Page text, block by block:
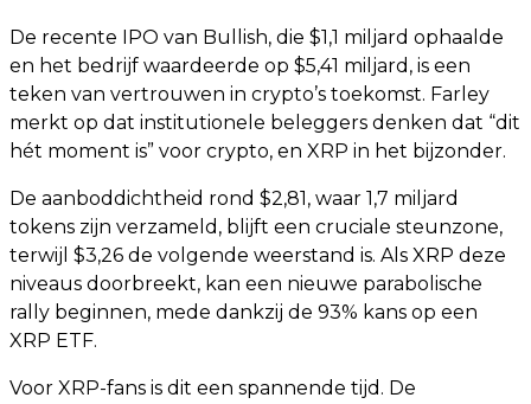
De recente IPO van Bullish, die $1,1 miljard ophaalde
en het bedrijf waardeerde op $5,41 miljard, is een
teken van vertrouwen in crypto’s toekomst. Farley
merkt op dat institutionele beleggers denken dat “dit
hét moment is” voor crypto, en XRP in het bijzonder.
De aanboddichtheid rond $2,81, waar 1,7 miljard
tokens zijn verzameld, blijft een cruciale steunzone,
terwijl $3,26 de volgende weerstand is. Als XRP deze
niveaus doorbreekt, kan een nieuwe parabolische
rally beginnen, mede dankzij de 93% kans op een
XRP ETF.
Voor XRP-fans is dit een spannende tijd. De